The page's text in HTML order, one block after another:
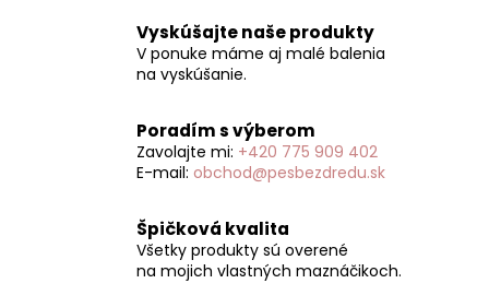
Vyskúšajte naše produkty
V ponuke máme aj malé balenia
na vyskúšanie.
Poradím s výberom
Zavolajte mi: +420 775 909 402
E-mail: obchod@pesbezdredu.sk
Špičková kvalita
Všetky produkty sú overené
na mojich vlastných maznáčikoch.